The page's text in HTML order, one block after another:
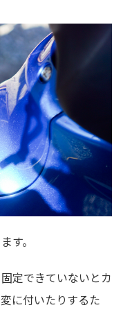
す。
定できていないとカ
に付いたりするた